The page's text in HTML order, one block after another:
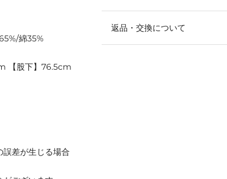
返品・交換について
綿35%
【股下】76.5cm
差が生じる場合